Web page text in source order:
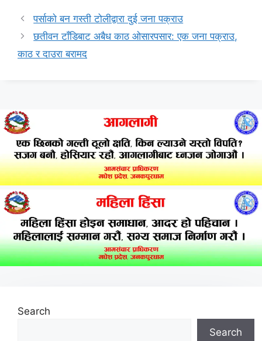
पर्साकाे बन गस्ती टोलीद्वारा दुई जना पक्राउ
छतीवन टाँडिबाट अबैध काठ ओसारपसार: एक जना पक्राउ,
काठ र दाउरा बरामद
Search
Search